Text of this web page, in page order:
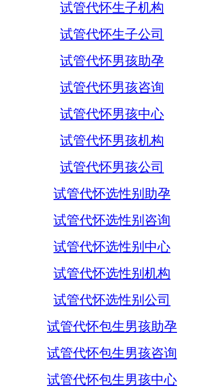
试管代怀生子机构
试管代怀生子公司
试管代怀男孩助孕
试管代怀男孩咨询
试管代怀男孩中心
试管代怀男孩机构
试管代怀男孩公司
试管代怀选性别助孕
试管代怀选性别咨询
试管代怀选性别中心
试管代怀选性别机构
试管代怀选性别公司
试管代怀包生男孩助孕
试管代怀包生男孩咨询
试管代怀包生男孩中心